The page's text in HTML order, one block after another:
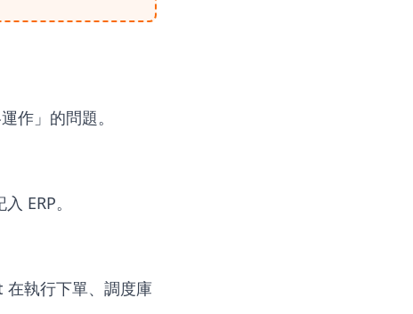
作」的問題。
ERP。
在執行下單、調度庫